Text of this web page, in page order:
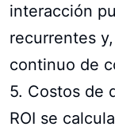
interacción
recurrentes
continuo de
5. Costos de
ROI se